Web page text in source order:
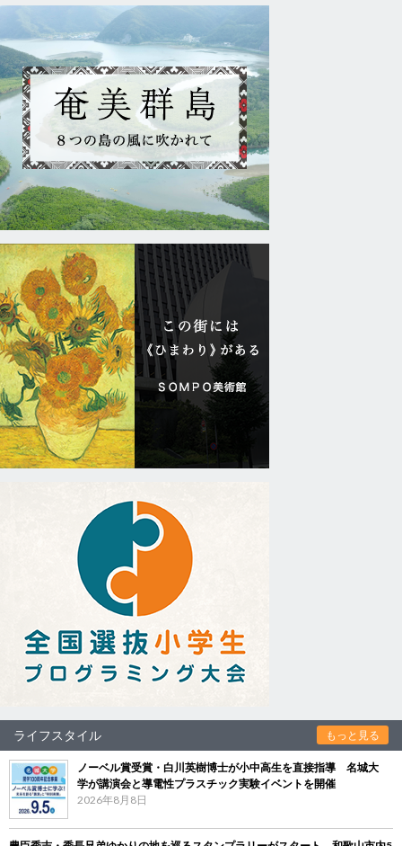
ライフスタイル もっと見る
ノーベル賞受賞・白川英樹博士が小中高生を直接指導 名城大
学が講演会と導電性プラスチック実験イベントを開催
2026年8月8日